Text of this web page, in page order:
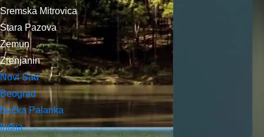
Sremska Mitrovica
Stara Pazova
Zemun
Zrenjanin
Novi Sad
Beograd
Bačka Palanka
Inđija